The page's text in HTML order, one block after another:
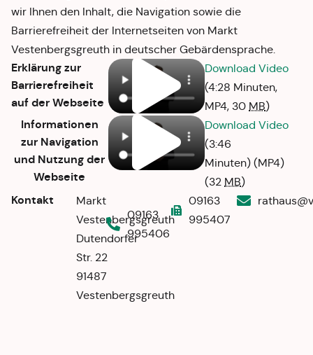
wir Ihnen den Inhalt, die Navigation sowie die
Barrierefreiheit der Internetseiten von Markt
Vestenbergsgreuth in deutscher Gebärdensprache.
Erklärung zur
Barrierefreiheit
auf der Webseite
Download Video
(4:28 Minuten,
MP4,30 MB)
Informationen
zur Navigation
und Nutzung der
Webseite
Download Video
(3:46
Minuten) (MP4)
(32 MB)
Kontakt
Markt
Vestenbergsgreuth
Dutendorfer
Str. 22
91487
Vestenbergsgreuth
09163
995406
09163
995407
@suahtar